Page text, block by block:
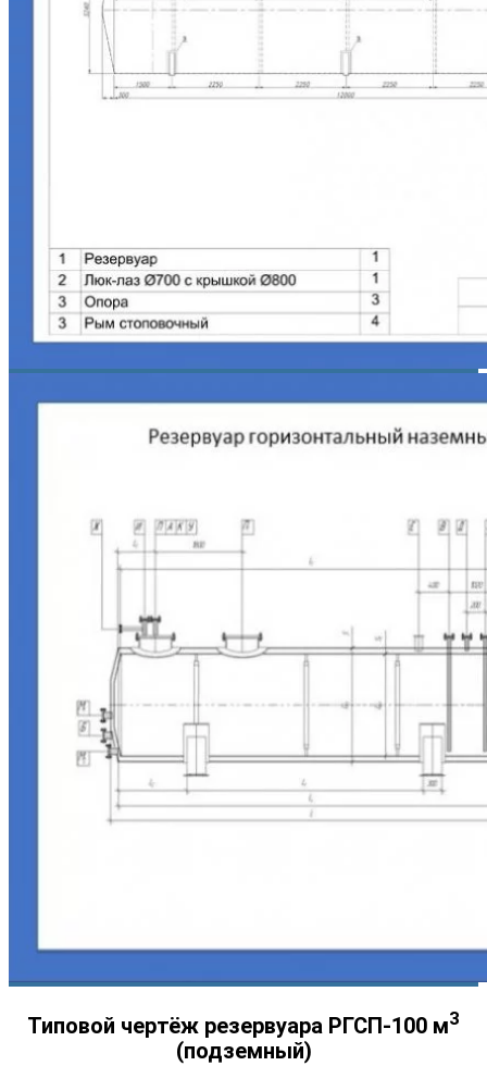
Типовой чертёж резервуара РГСП-100 м3
(подземный)